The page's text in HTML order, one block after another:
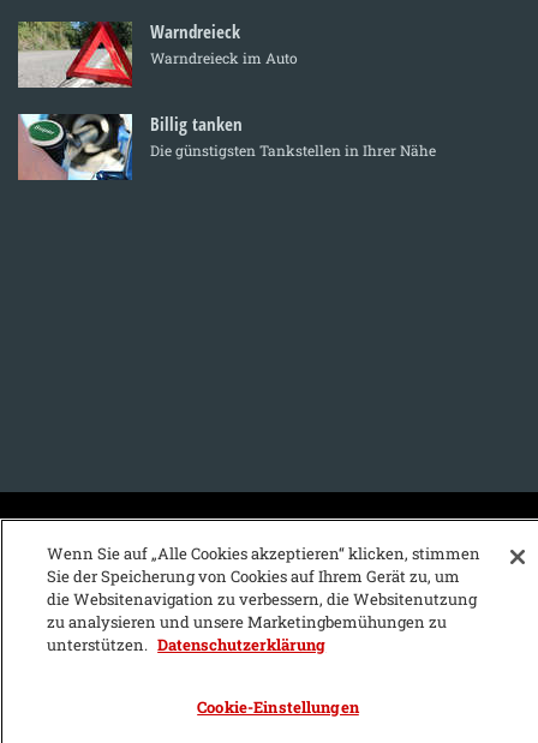
Warndreieck
Warndreieck im Auto
Billig tanken
Die günstigsten Tankstellen in Ihrer Nähe
A B C D E F G H I
K
L M N O P Q R S
Wenn Sie auf „Alle Cookies akzeptieren“ klicken, stimmen
Sie der Speicherung von Cookies auf Ihrem Gerät zu, um
die Websitenavigation zu verbessern, die Websitenutzung
zu analysieren und unsere Marketingbemühungen zu
unterstützen. Datenschutzerklärung
Cookie-Einstellungen